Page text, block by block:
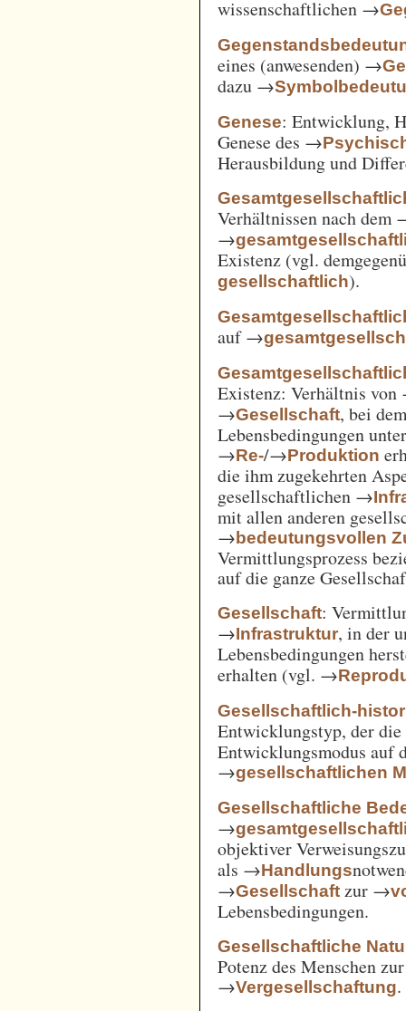
wissenschaftlichen →
eines (anwesenden) →
dazu →
Genese: Entwicklung,
Genese des →
Herausbildung und
Verhältnissen nach dem
→
Existenz (vgl.
gesellschaftlich).
auf →
Existenz: Verhältnis
→Gesellschaft, bei
Lebensbedingungen
→Re-/→Produktion
die ihm zugekehrten
gesellschaftlichen →
mit allen anderen
→bedeutungsvollen
Vermittlungsprozess
auf die ganze
Gesellschaft:
→Infrastruktur, in der
Lebensbedingungen
erhalten (vgl. →
Gesellschaftlich-
Entwicklungstyp, der
Entwicklungsmodus auf
→gesellschaftlichen
Gesellschaftliche
→
objektiver
als →Handlungs
→Gesellschaft zur →
Lebensbedingungen.
Gesellschaftliche
Potenz des Menschen
→Vergesellschaftung.